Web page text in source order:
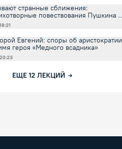
странные сближения:
повествования Пушкина и
время
Евгений: споры об аристократии
героя «Медного всадника»
ЕЩЕ 12 ЛЕКЦИЙ